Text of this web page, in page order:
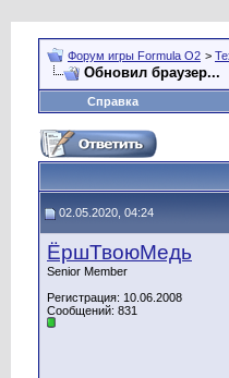
Форум игры Formula O2 >
Обновил браузер...
Справка
02.05.2020, 04:24
ЁршТвоюМедь
Senior Member
Регистрация: 10.06.2008
Сообщений: 831